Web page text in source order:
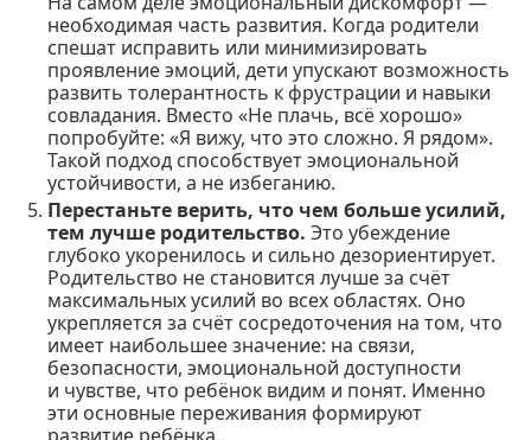
необходимая часть развития. Когда родители
спешат исправить или минимизировать
проявление эмоций, дети упускают возможность
развить толерантность к фрустрации и навыки
совладания. Вместо «Не плачь, всё хорошо»
попробуйте: «Я вижу, что это сложно. Я рядом».
Такой подход способствует эмоциональной
устойчивости, а не избеганию.
Перестаньте верить, что чем больше усилий,
тем лучше родительство. Это убеждение
глубоко укоренилось и сильно дезориентирует.
Родительство не становится лучше за счёт
максимальных усилий во всех областях. Оно
укрепляется за счёт сосредоточения на том, что
имеет наибольшее значение: на связи,
безопасности, эмоциональной доступности
и чувстве, что ребёнок видим и понят. Именно
эти основные переживания формируют